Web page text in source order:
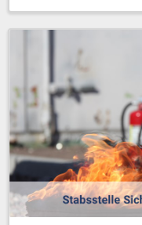
No free places